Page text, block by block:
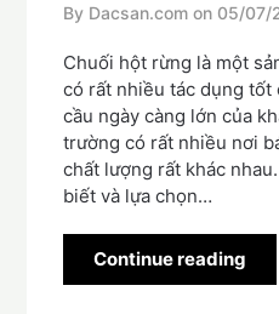
By Dacsan.com on 05/07/
Chuối hột rừng là một
có rất nhiều tác dụng tốt
cầu ngày càng lớn của
trường có rất nhiều nơi
chất lượng rất khác
biết và lựa chọn…
Continue reading